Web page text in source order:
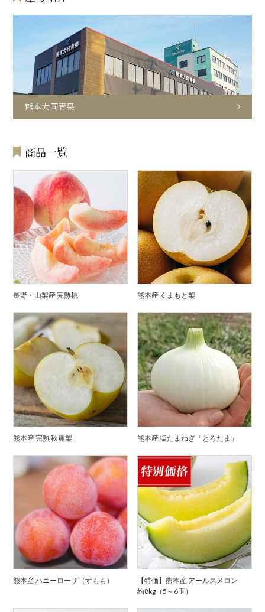
熊本大同青果
商品一覧
長野・山梨産 完熟桃 熊本産 くまもと梨
熊本産 完熟 秋麗梨 熊本産 塩たまねぎ「とろたま」
熊本産 ハニーローザ（すもも）
【特価】熊本産 アールスメロン
約8kg（5～6玉）